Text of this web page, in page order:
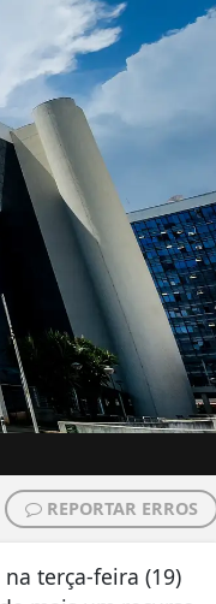
REPORTAR ERROS
terça-feira (19)